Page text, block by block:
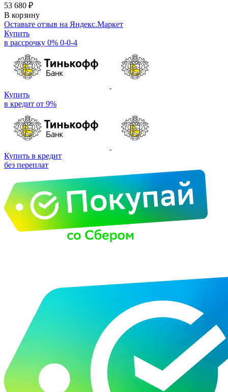
53 680 ₽
В корзину
Оставьте отзыв на Яндекс.Маркет
Купить
в рассрочку 0% 0-0-4
Купить
в кредит от 9%
Купить в кредит
без переплат